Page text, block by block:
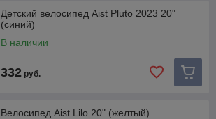
Детский велосипед Aist Pluto 2023 20"
(синий)
В наличии
332 руб.
Велосипед Aist Lilo 20" (желтый)